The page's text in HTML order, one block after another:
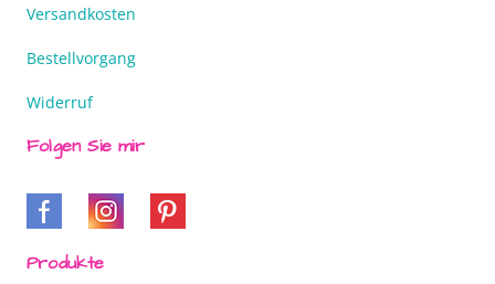
Versandkosten
Bestellvorgang
Widerruf
Folgen Sie mir
Produkte